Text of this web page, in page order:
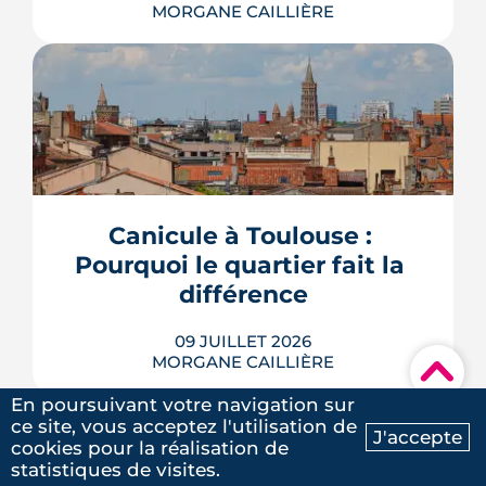
Ma recherche Contactez-nous
▾
Laure G.| le 20 Mai 2025
MORGANE CAILLIÈRE
Avec le vote du Sénat du 8 juillet, un
logement classé F ou G pourra rester
en location sous conditions de travaux.
Que faut-il en retenir quand on
des lieux des règles, des échéances et
des marges de manœuvre.
LIRE L'ARTICLE
Canicule à Toulouse :
Pourquoi le quartier fait la
différence
09 JUILLET 2026
MORGANE CAILLIÈRE
À l'échelle de Toulouse, la température
En poursuivant votre navigation sur
ce site, vous acceptez l'utilisation de
cookies pour la réalisation de
statistiques de visites.
J'accepte